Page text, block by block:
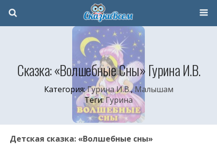
Сказка: «Волшебные Сны» Гурина И.В.
Категория:Гурина И.В.,Малышам
Теги:Гурина
Детская сказка: «Волшебные сны»